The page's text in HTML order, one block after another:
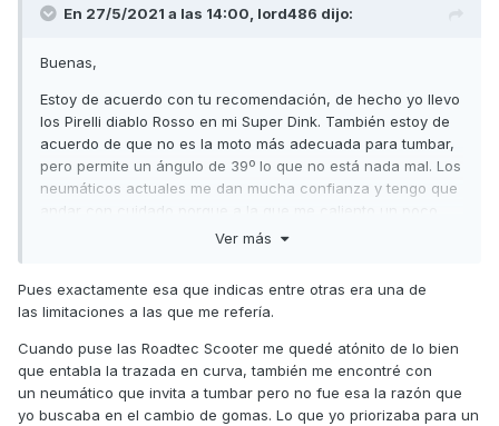
En 27/5/2021 a las 14:00, lord486 dijo:
Buenas,
Estoy de acuerdo con tu recomendación, de hecho yo llevo
los Pirelli diablo Rosso en mi Super Dink. También estoy de
acuerdo de que no es la moto más adecuada para tumbar,
pero permite un ángulo de 39º lo que no está nada mal. Los
neumáticos actuales me dan mucha confianza y tengo que
andar con cuidado porque a la que me caliento un poco
roza el caballete. Supongo es que esto lo que quería saber
Saludos,
Ver más
Pues exactamente esa que indicas entre otras era una de
las limitaciones a las que me refería.
Cuando puse las Roadtec Scooter me quedé atónito de lo bien
que entabla la trazada en curva, también me encontré con
un neumático que invita a tumbar pero no fue esa la razón que
yo buscaba en el cambio de gomas. Lo que yo priorizaba para un